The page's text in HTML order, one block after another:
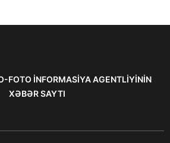
FOTO İNFORMASİYA AGENTLİYİNİN
XƏBƏR SAYTI